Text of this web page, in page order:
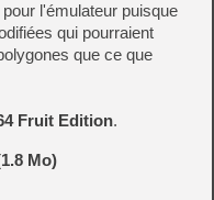
l'émulateur puisque
qui pourraient
que ce que
Fruit Edition.
Mo)